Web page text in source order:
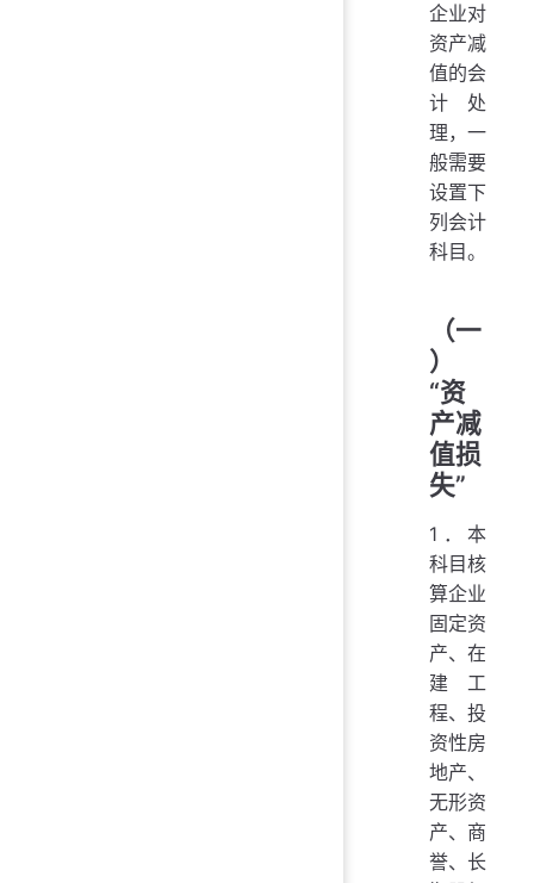
企业对
资产减
值的会
计处
理，一
般需要
设置下
列会计
科目。
（一
）
“资
产减
值损
失”
1．本
科目核
算企业
固定资
产、在
建工
程、投
资性房
地产、
无形资
产、商
誉、长